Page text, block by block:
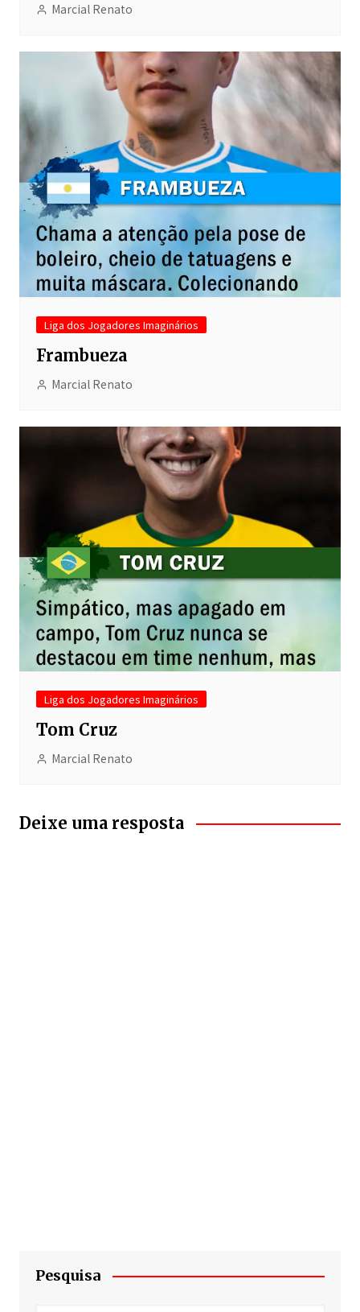
Marcial Renato
Liga dos Jogadores Imaginários
Frambueza
Marcial Renato
Liga dos Jogadores Imaginários
Tom Cruz
Marcial Renato
Deixe uma resposta
Pesquisa